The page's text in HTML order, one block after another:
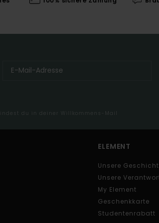
du in deiner Willkommens-Mail
ELEMENT
Unsere
Unsere
My Element
Geschenkkarte
Studentenrabatt